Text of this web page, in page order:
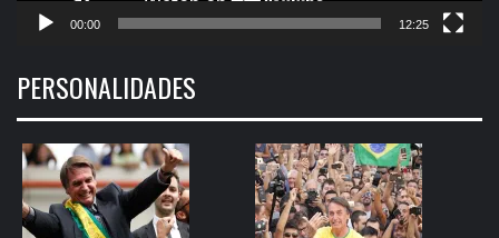
00:00 12:25
PERSONALIDADES